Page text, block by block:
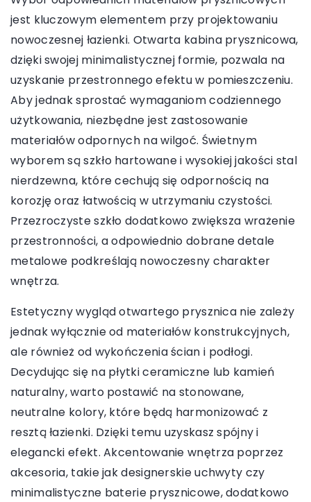
jest kluczowym elementem przy projektowaniu
nowoczesnej łazienki. Otwarta kabina prysznicowa,
dzięki swojej minimalistycznej formie, pozwala na
uzyskanie przestronnego efektu w pomieszczeniu.
Aby jednak sprostać wymaganiom codziennego
użytkowania, niezbędne jest zastosowanie
materiałów odpornych na wilgoć. Świetnym
wyborem są szkło hartowane i wysokiej jakości stal
nierdzewna, które cechują się odpornością na
korozję oraz łatwością w utrzymaniu czystości.
Przezroczyste szkło dodatkowo zwiększa wrażenie
przestronności, a odpowiednio dobrane detale
metalowe podkreślają nowoczesny charakter
wnętrza.
Estetyczny wygląd otwartego prysznica nie zależy
jednak wyłącznie od materiałów konstrukcyjnych,
ale również od wykończenia ścian i podłogi.
Decydując się na płytki ceramiczne lub kamień
naturalny, warto postawić na stonowane,
neutralne kolory, które będą harmonizować z
resztą łazienki. Dzięki temu uzyskasz spójny i
elegancki efekt. Akcentowanie wnętrza poprzez
akcesoria, takie jak designerskie uchwyty czy
minimalistyczne baterie prysznicowe, dodatkowo